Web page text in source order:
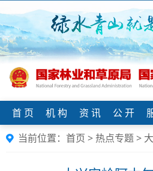
首 页 机 构 资 讯 公 开
当前位置： 首页 > 热点专题>